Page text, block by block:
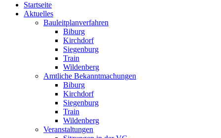
Startseite
Aktuelles
Bauleitplanverfahren
Biburg
Kirchdorf
Siegenburg
Train
Wildenberg
Amtliche Bekanntmachungen
Biburg
Kirchdorf
Siegenburg
Train
Wildenberg
Veranstaltungen